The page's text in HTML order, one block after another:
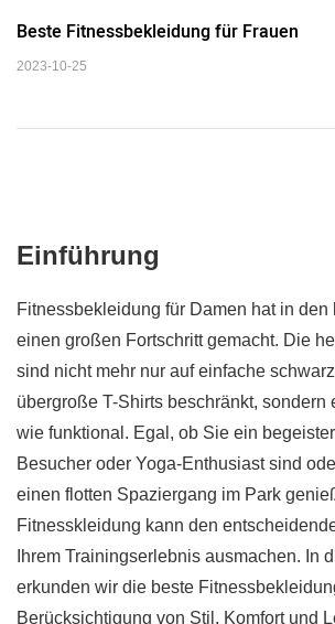
Beste Fitnessbekleidung für Frauen
2023-10-25
Einführung
Fitnessbekleidung für Damen hat in den
einen großen Fortschritt gemacht. Die
sind nicht mehr nur auf einfache
übergroße T-Shirts beschränkt, sondern
wie funktional. Egal, ob Sie ein
Besucher oder Yoga-Enthusiast sind
einen flotten Spaziergang im Park
Fitnesskleidung kann den
Ihrem Trainingserlebnis ausmachen. In
erkunden wir die beste
Berücksichtigung von Stil, Komfort und